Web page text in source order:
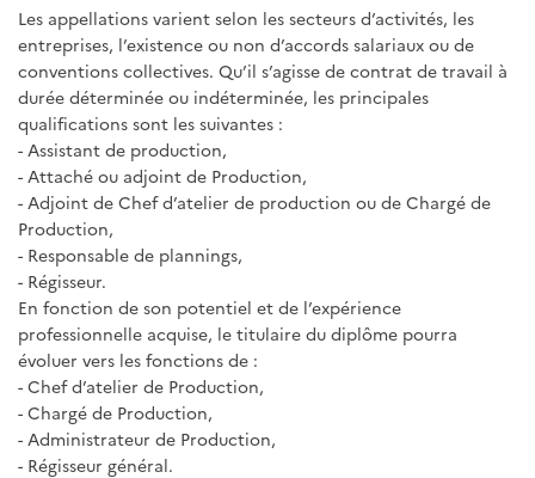
Les appellations varient selon les secteurs d’activités, les
entreprises, l’existence ou non d’accords salariaux ou de
conventions collectives. Qu’il s’agisse de contrat de travail à
durée déterminée ou indéterminée, les principales
qualifications sont les suivantes :
- Assistant de production,
- Attaché ou adjoint de Production,
- Adjoint de Chef d’atelier de production ou de Chargé de
Production,
- Responsable de plannings,
- Régisseur.
En fonction de son potentiel et de l’expérience
professionnelle acquise, le titulaire du diplôme pourra
évoluer vers les fonctions de :
- Chef d’atelier de Production,
- Chargé de Production,
- Administrateur de Production,
- Régisseur général.